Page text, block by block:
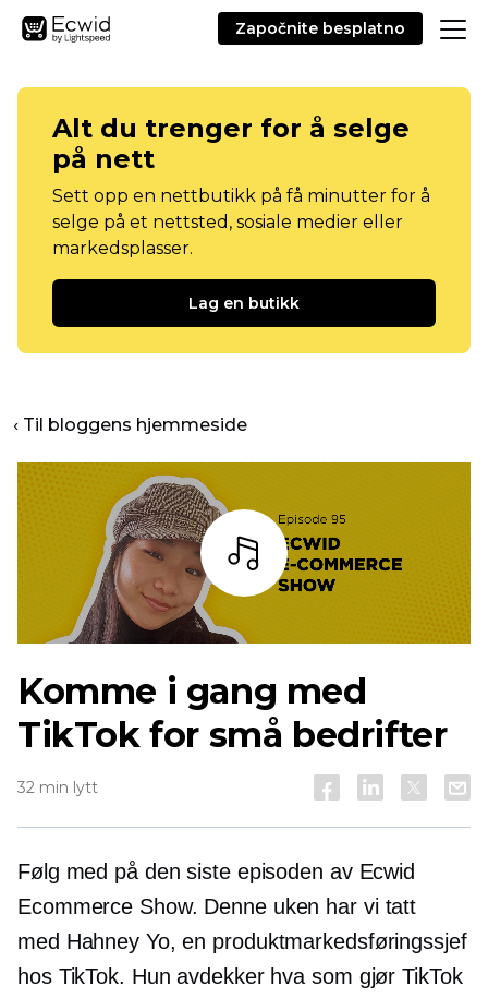
Započnite besplatno
Alt du trenger for å selge
på nett
Sett opp en nettbutikk på få minutter for å
selge på et nettsted, sosiale medier eller
markedsplasser.
Lag en butikk
‹ Til bloggens hjemmeside
Komme i gang med
TikTok for små bedrifter
32 min lytt
Følg med på den siste episoden av Ecwid
Ecommerce Show. Denne uken har vi tatt
med Hahney Yo, en produktmarkedsføringssjef
hos TikTok. Hun avdekker hva som gjør TikTok